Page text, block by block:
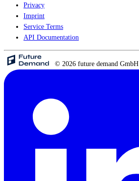
Privacy
Imprint
Service Terms
API Documentation
© 2026 future demand GmbH